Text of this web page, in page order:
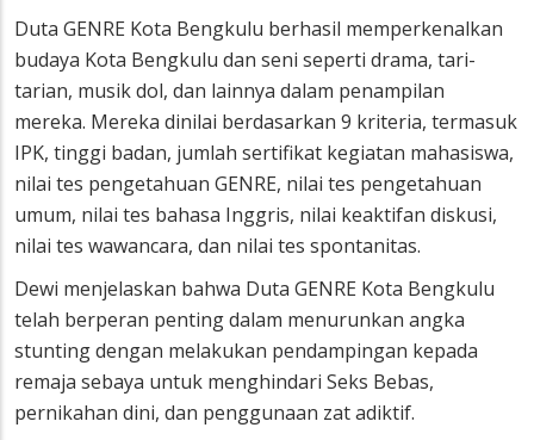
Duta GENRE Kota Bengkulu berhasil memperkenalkan
budaya Kota Bengkulu dan seni seperti drama, tari-
tarian, musik dol, dan lainnya dalam penampilan
mereka. Mereka dinilai berdasarkan 9 kriteria, termasuk
IPK, tinggi badan, jumlah sertifikat kegiatan mahasiswa,
nilai tes pengetahuan GENRE, nilai tes pengetahuan
umum, nilai tes bahasa Inggris, nilai keaktifan diskusi,
nilai tes wawancara, dan nilai tes spontanitas.
Dewi menjelaskan bahwa Duta GENRE Kota Bengkulu
telah berperan penting dalam menurunkan angka
stunting dengan melakukan pendampingan kepada
remaja sebaya untuk menghindari Seks Bebas,
pernikahan dini, dan penggunaan zat adiktif.